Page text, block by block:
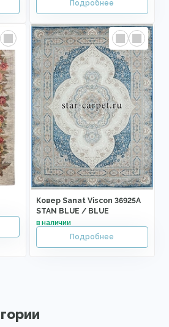
Ковер Sanat Viscon 36925A
STAN BLUE / BLUE